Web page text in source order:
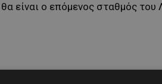
είναι ο επόμενος σταθμός του